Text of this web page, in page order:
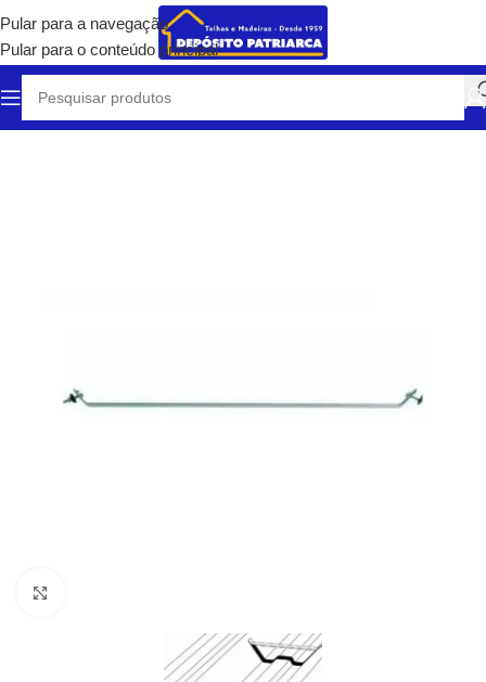
Pular para a navegação
Pular para o conteúdo principal
Início Telhas e Coberturas/Acessórios para Telhas